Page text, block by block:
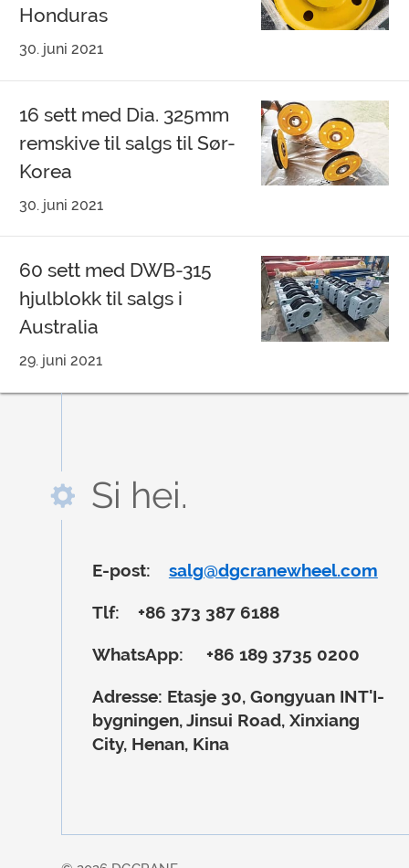
Honduras
30. juni 2021
16 sett med Dia. 325mm
remskive til salgs til Sør-
Korea
30. juni 2021
60 sett med DWB-315
hjulblokk til salgs i
Australia
29. juni 2021
Si hei.
E-post: salg@dgcranewheel.com
Tlf: +86 373 387 6188
WhatsApp: +86 189 3735 0200
Adresse: Etasje 30, Gongyuan INT'I-
bygningen, Jinsui Road, Xinxiang
City, Henan, Kina